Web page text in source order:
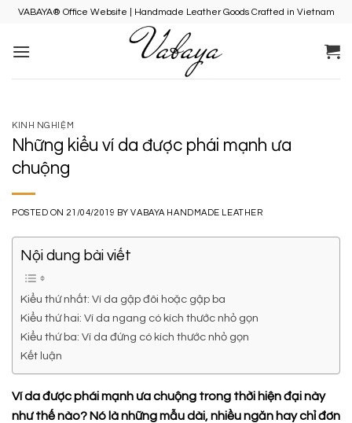
Skip
content
VABAYA® Office Website | Handmade Leather Goods Crafted in Vietnam
KINH NGHIỆM
Những kiểu ví da được phái mạnh ưa
chuộng
POSTED ON 21/04/2019 BYVABAYA HANDMADE LEATHER
Nội dung bài viết
Kiểu thứ nhất: Ví da gập đôi hoặc gập ba
Kiểu thứ hai: Ví da ngang có kích thước nhỏ gọn
Kiểu thứ ba: Ví da đứng có kích thước nhỏ gọn
Kết luận
Ví da được phái mạnh ưa chuộng trong thời hiện đại này
như thế nào? Nó là những mẫu dài, nhiều ngăn hay chỉ đơn